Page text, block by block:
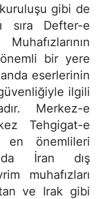
gibi de
sıra Defter-e
bir yere
eserlerinin
ilgili
Merkez-e
Tehgigat-e
en önemlileri
İran dış
muhafızları
ve Irak gibi